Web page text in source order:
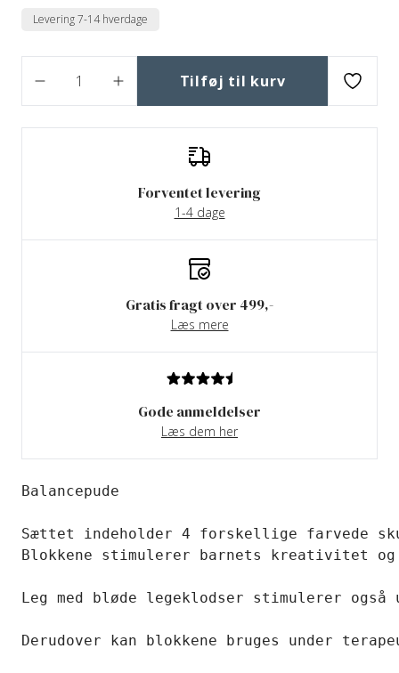
Levering 7-14 hverdage
Tilføj til kurv
Forventet levering
1-4 dage
Gratis fragt over 499,-
Læs mere
Gode anmeldelser
Læs dem her
Sættet indeholder 4 forskellige farvede
Blokkene stimulerer barnets kreativitet
Leg med bløde legeklodser stimulerer
Derudover kan blokkene bruges under